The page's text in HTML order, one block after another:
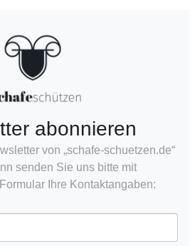
abonnieren
von „schafe-schuetzen.de“
senden Sie uns bitte mit
Ihre Kontaktangaben: